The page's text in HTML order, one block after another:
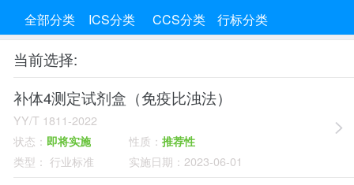
全部分类 ICS分类 CCS分类 行标分类
当前选择:
补体4测定试剂盒（免疫比浊法）
YY/T 1811-2022
状态： 即将实施 性质：推荐性
类型： 行业标准 实施日期： 2023-06-01